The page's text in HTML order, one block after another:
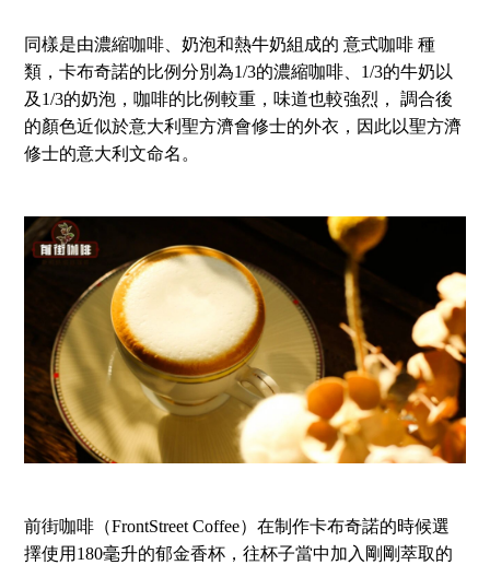
同樣是由濃縮咖啡、奶泡和熱牛奶組成的 意式咖啡 種
類，卡布奇諾的比例分別為1/3的濃縮咖啡、1/3的牛奶以
及1/3的奶泡，咖啡的比例較重，味道也較強烈， 調合後
的顏色近似於意大利聖方濟會修士的外衣，因此以聖方濟
修士的意大利文命名。
前街咖啡（FrontStreet Coffee）在制作卡布奇諾的時候選
擇使用180毫升的郁金香杯，往杯子當中加入剛剛萃取的